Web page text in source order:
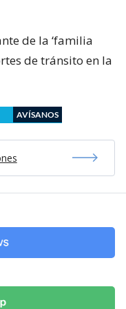
de la ‘familia
de tránsito en la
AVÍSANOS